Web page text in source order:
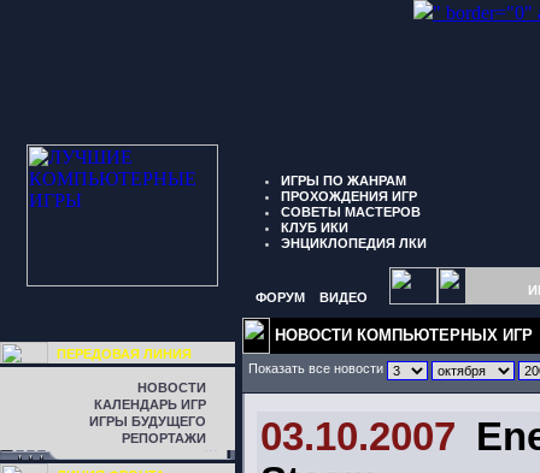
" border="0"
ИГРЫ ПО ЖАНРАМ
ПРОХОЖДЕНИЯ ИГР
СОВЕТЫ МАСТЕРОВ
КЛУБ ИКИ
ЭНЦИКЛОПЕДИЯ ЛКИ
ФОРУМ ВИДЕО
ПЕРЕДОВАЯ ЛИНИЯ
НОВОСТИ
КАЛЕНДАРЬ ИГР
ИГРЫ БУДУЩЕГО
РЕПОРТАЖИ
НОВОСТИ КОМПЬЮТЕРНЫХ ИГР
Показать все новости
03.10.2007